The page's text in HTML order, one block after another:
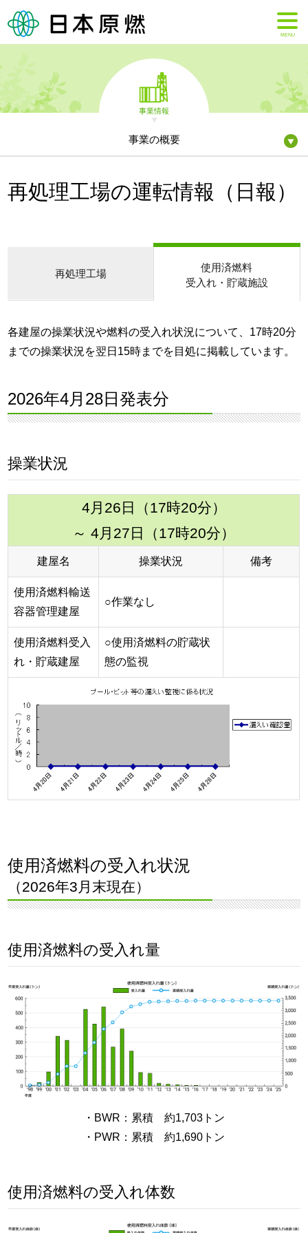
MENU
事業情報
事業の概要
再処理工場の運転情報（日報）
再処理工場
使用済燃料
受入れ・貯蔵施設
各建屋の操業状況や燃料の受入れ状況について、17時20分
までの操業状況を翌日15時までを目処に掲載しています。
2026年4月28日発表分
操業状況
4月26日（17時20分）
～ 4月27日（17時20分）
建屋名 操業状況 備考
使用済燃料輸送
容器管理建屋
○作業なし
使用済燃料受入
れ・貯蔵建屋
○使用済燃料の貯蔵状
態の監視
使用済燃料の受入れ状況
（2026年3月末現在）
使用済燃料の受入れ量
・BWR：累積 約1,703トン
・PWR：累積 約1,690トン
使用済燃料の受入れ体数